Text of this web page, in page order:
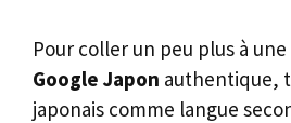
Pour coller un peu plus à une
Google Japon authentique,
japonais comme langue